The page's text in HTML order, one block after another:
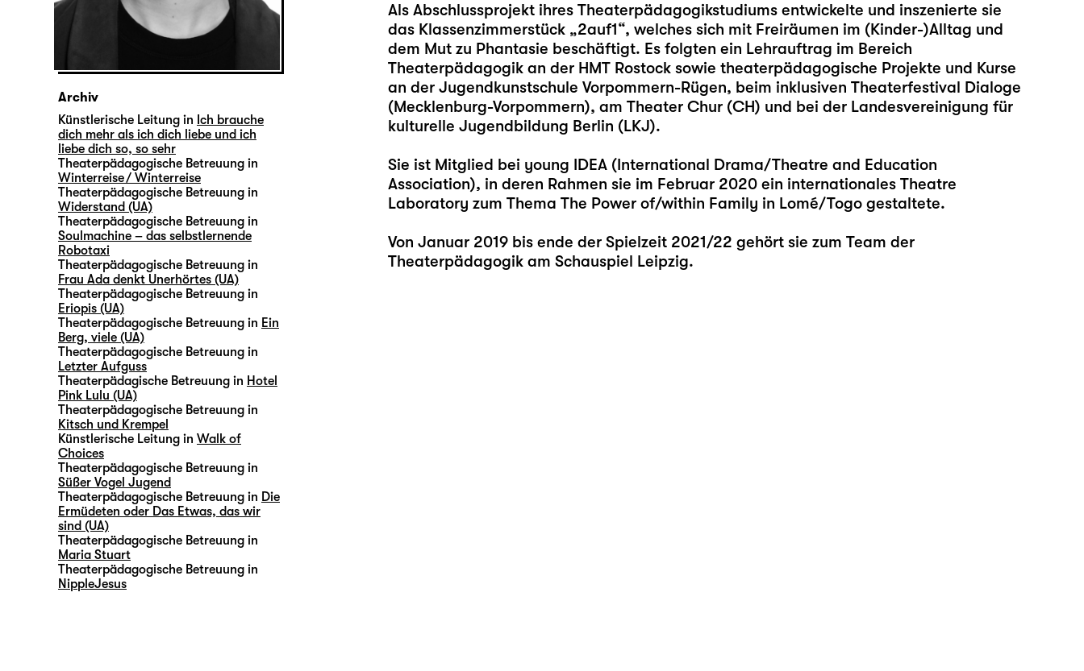
Als Abschlussprojekt ihres Theaterpädagogikstudiums entwickelte und inszenierte sie
das Klassenzimmerstück „2auf1“, welches sich mit Freiräumen im (Kinder-)Alltag und
dem Mut zu Phantasie beschäftigt. Es folgten ein Lehrauftrag im Bereich
Theaterpädagogik an der HMT Rostock sowie theaterpädagogische Projekte und Kurse
an der Jugendkunstschule Vorpommern-Rügen, beim inklusiven Theaterfestival Dialoge
(Mecklenburg-Vorpommern), am Theater Chur (CH) und bei der Landesvereinigung für
kulturelle Jugendbildung Berlin (LKJ).
Sie ist Mitglied bei young IDEA (International Drama/Theatre and Education
Association), in deren Rahmen sie im Februar 2020 ein internationales Theatre
Laboratory zum Thema The Power of/within Family in Lomé/Togo gestaltete.
Von Januar 2019 bis ende der Spielzeit 2021/22 gehört sie zum Team der
Theaterpädagogik am Schauspiel Leipzig.
Archiv
Künstlerische Leitung in Ich brauche
dich mehr als ich dich liebe und ich
liebe dich so, so sehr
Theaterpädagogische Betreuung in
Winterreise / Winterreise
Theaterpädagogische Betreuung in
Widerstand (UA)
Theaterpädagogische Betreuung in
Soulmachine – das selbstlernende
Robotaxi
Theaterpädagogische Betreuung in
Frau Ada denkt Unerhörtes (UA)
Theaterpädagogische Betreuung in
Eriopis (UA)
Theaterpädagogische Betreuung in Ein
Berg, viele (UA)
Theaterpädagogische Betreuung in
Letzter Aufguss
Theaterpädagische Betreuung in Hotel
Pink Lulu (UA)
Theaterpädagogische Betreuung in
Kitsch und Krempel
Künstlerische Leitung in Walk of
Choices
Theaterpädagogische Betreuung in
Süßer Vogel Jugend
Theaterpädagogische Betreuung in Die
Ermüdeten oder Das Etwas, das wir
sind (UA)
Theaterpädagogische Betreuung in
Maria Stuart
Theaterpädagogische Betreuung in
NippleJesus